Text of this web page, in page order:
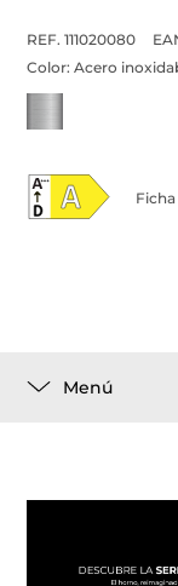
REF. 111020080
Color:Acero
Menú